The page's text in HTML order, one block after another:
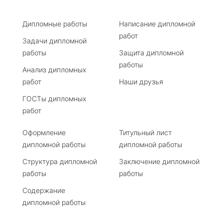
Дипломные работы
Задачи дипломной
работы
Анализ дипломных
работ
ГОСТы дипломных
работ
Написание дипломной
работ
Защита дипломной
работы
Наши друзья
Оформление
дипломной работы
Структура дипломной
работы
Содержание
дипломной работы
Титульный лист
дипломной работы
Заключение дипломной
работы